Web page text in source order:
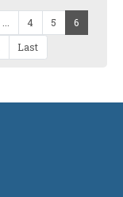
4 5
6
Last